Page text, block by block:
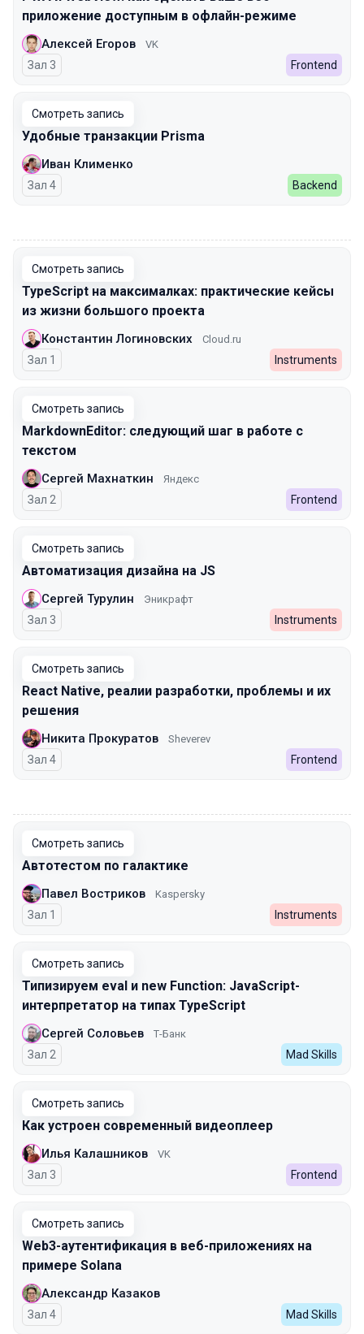
приложение доступным в офлайн-режиме
Алексей Егоров VK
Зал 3 Frontend
Смотреть запись
Удобные транзакции Prisma
Иван Клименко
Зал 4 Backend
Смотреть запись
TypeScript на максималках: практические кейсы
из жизни большого проекта
Константин Логиновских Cloud.ru
Зал 1 Instruments
Смотреть запись
MarkdownEditor: следующий шаг в работе с
текстом
Сергей Махнаткин Яндекс
Зал 2 Frontend
Смотреть запись
Автоматизация дизайна на JS
Сергей Турулин Эникрафт
Зал 3 Instruments
Смотреть запись
React Native, реалии разработки, проблемы и их
решения
Никита Прокуратов Sheverev
Зал 4 Frontend
Смотреть запись
Автотестом по галактике
Павел Востриков Kaspersky
Зал 1 Instruments
Смотреть запись
Типизируем eval и new Function: JavaScript-
интерпретатор на типах TypeScript
Сергей Соловьев Т-Банк
Зал 2 Mad Skills
Смотреть запись
Как устроен современный видеоплеер
Илья Калашников VK
Зал 3 Frontend
Смотреть запись
Web3-аутентификация в веб-приложениях на
примере Solana
Александр Казаков
Зал 4 Mad Skills